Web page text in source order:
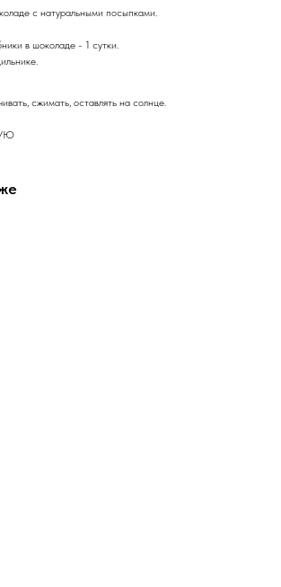
с натуральными посыпками.
в шоколаде - 1 сутки.
сжимать, оставлять на солнце.